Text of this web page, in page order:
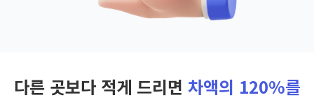
다른 곳보다 적게 드리면 차액의 120%를